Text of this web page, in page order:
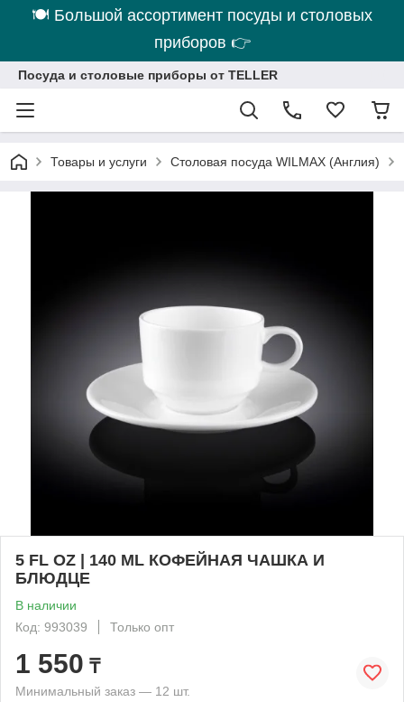
🍽 Большой ассортимент посуды и столовых
приборов 👉
Посуда и столовые приборы от TELLER
Товары и услуги Столовая посуда WILMAX (Англия)
5 FL OZ | 140 ML КОФЕЙНАЯ ЧАШКА И
БЛЮДЦЕ
В наличии
Код: 993039
Только опт
1 550 ₸
Минимальный заказ — 12 шт.